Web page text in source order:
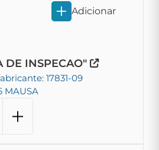
DE INSPECAO"
17831-09
MAUSA
Adicionar